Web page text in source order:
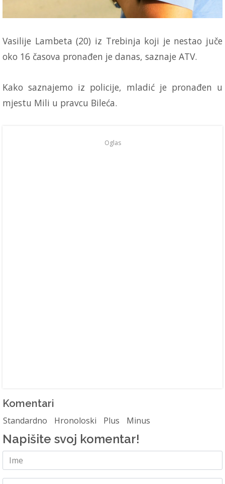
Vasilije Lambeta (20) iz Trebinja koji je nestao juče
oko 16 časova pronađen je danas, saznaje ATV.
Kako saznajemo iz policije, mladić je pronađen u
mjestu Mili u pravcu Bileća.
Oglas
Komentari
Standardno Hronoloski Plus Minus
Napišite svoj komentar!